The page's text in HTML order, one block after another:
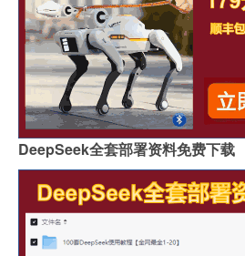
DeepSeek全套部署资料免费下载